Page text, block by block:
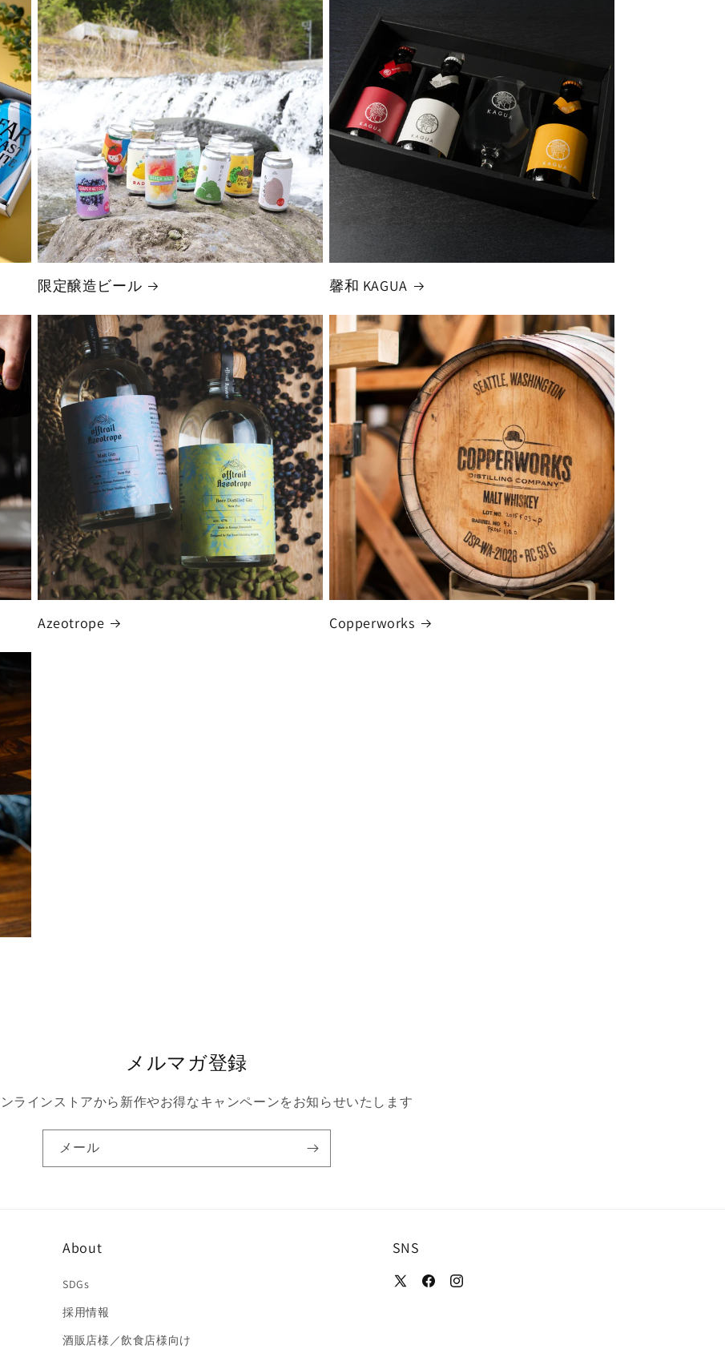
限定醸造ビール 馨和 KAGUA
Azeotrope Copperworks
メルマガ登録
ラインストアから新作やお得なキャンペーンをお知らせいたします
メール
About
SDGs
採用情報
酒販店様／飲食店様向け
SNS